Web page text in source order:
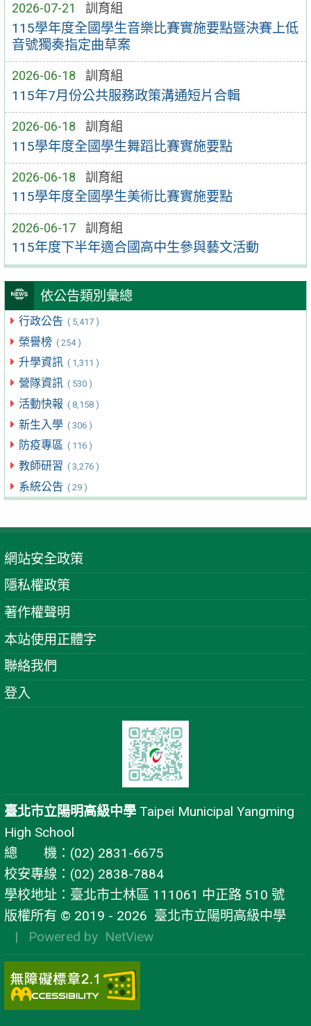
2026-07-21 訓育組
115學年度全國學生音樂比賽實施要點暨決賽上低
音號獨奏指定曲草案
2026-06-18 訓育組
115年7月份公共服務政策溝通短片合輯
2026-06-18 訓育組
115學年度全國學生舞蹈比賽實施要點
2026-06-18 訓育組
115學年度全國學生美術比賽實施要點
2026-06-17 訓育組
115年度下半年適合國高中生參與藝文活動
依公告類別彙總
行政公告 ( 5,417 )
榮譽榜 ( 254 )
升學資訊 ( 1,311 )
營隊資訊 ( 530 )
活動快報 ( 8,158 )
新生入學 ( 306 )
防疫專區 ( 116 )
教師研習 ( 3,276 )
系統公告 ( 29 )
網站安全政策
隱私權政策
著作權聲明
本站使用正體字
聯絡我們
登入
臺北市立陽明高級中學 Taipei Municipal Yangming
High School
總 機：(02) 2831-6675
校安專線：(02) 2838-7884
學校地址：臺北市士林區 111061 中正路 510 號
版權所有 © 2019 - 2026 臺北市立陽明高級中學
| Powered by NetView